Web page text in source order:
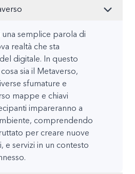
una semplice parola di
realtà che sta
digitale. In questo
sia il Metaverso,
sfumature e
mappe e chiavi
impareranno a
comprendendo
per creare nuove
e servizi in un contesto